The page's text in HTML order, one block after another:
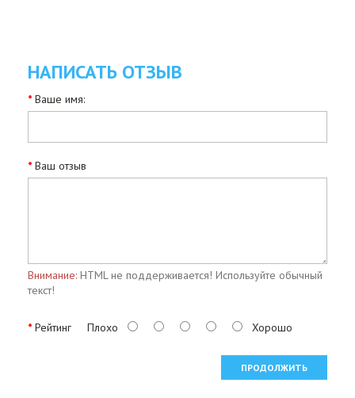
НАПИСАТЬ ОТЗЫВ
Ваше имя:
Ваш отзыв
Внимание: HTML не поддерживается! Используйте обычный
текст!
Рейтинг Плохо Хорошо
ПРОДОЛЖИТЬ